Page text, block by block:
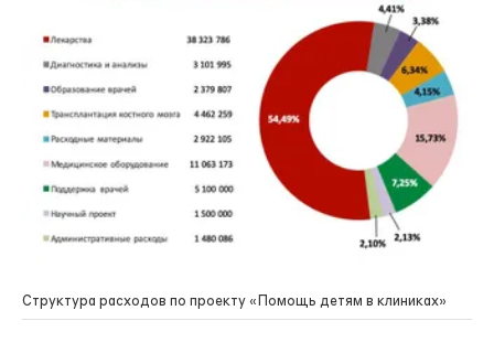
Структура расходов по проекту «Помощь детям в клиниках»